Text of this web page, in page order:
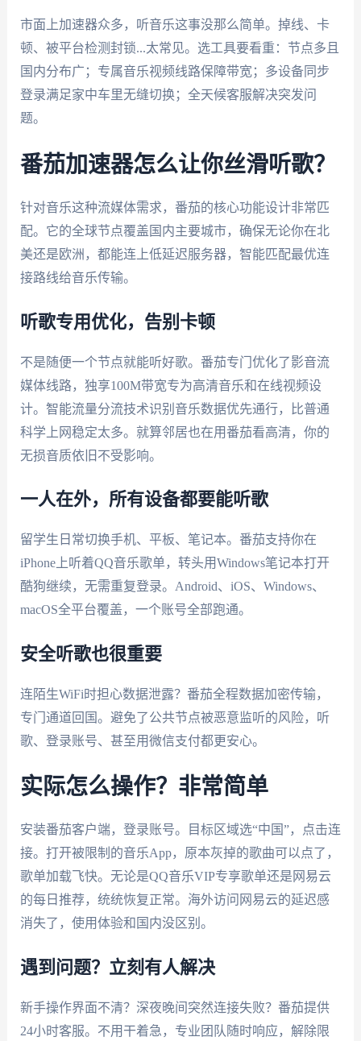
市面上加速器众多，听音乐这事没那么简单。掉线、卡
顿、被平台检测封锁...太常见。选工具要看重：节点多且
国内分布广；专属音乐视频线路保障带宽；多设备同步
登录满足家中车里无缝切换；全天候客服解决突发问
题。
番茄加速器怎么让你丝滑听歌？
针对音乐这种流媒体需求，番茄的核心功能设计非常匹
配。它的全球节点覆盖国内主要城市，确保无论你在北
美还是欧洲，都能连上低延迟服务器，智能匹配最优连
接路线给音乐传输。
听歌专用优化，告别卡顿
不是随便一个节点就能听好歌。番茄专门优化了影音流
媒体线路，独享100M带宽专为高清音乐和在线视频设
计。智能流量分流技术识别音乐数据优先通行，比普通
科学上网稳定太多。就算邻居也在用番茄看高清，你的
无损音质依旧不受影响。
一人在外，所有设备都要能听歌
留学生日常切换手机、平板、笔记本。番茄支持你在
iPhone上听着QQ音乐歌单，转头用Windows笔记本打开
酷狗继续，无需重复登录。Android、iOS、Windows、
macOS全平台覆盖，一个账号全部跑通。
安全听歌也很重要
连陌生WiFi时担心数据泄露？番茄全程数据加密传输，
专门通道回国。避免了公共节点被恶意监听的风险，听
歌、登录账号、甚至用微信支付都更安心。
实际怎么操作？非常简单
安装番茄客户端，登录账号。目标区域选“中国”，点击连
接。打开被限制的音乐App，原本灰掉的歌曲可以点了，
歌单加载飞快。无论是QQ音乐VIP专享歌单还是网易云
的每日推荐，统统恢复正常。海外访问网易云的延迟感
消失了，使用体验和国内没区别。
遇到问题？立刻有人解决
新手操作界面不清？深夜晚间突然连接失败？番茄提供
24小时客服。不用干着急，专业团队随时响应，解除限